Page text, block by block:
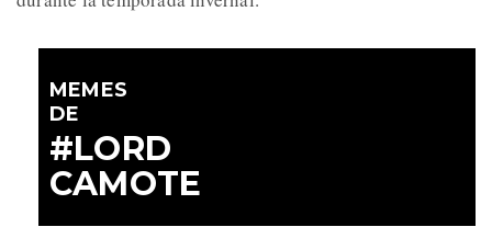
MEMES
DE
#LORD
CAMOTE